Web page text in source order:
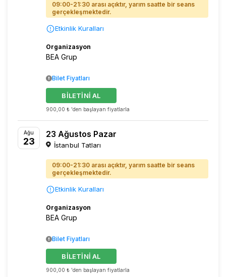
09:00-21:30 arası açıktır, yarım saatte bir seans
gerçekleşmektedir.
Etkinlik Kuralları
Organizasyon
BEA Grup
900,00 ₺ 'den başlayan fiyatlarla
BİLETİNİ AL
Bilet Fiyatları
Ağu
23
23 Ağustos Pazar
İstanbul Tatları
09:00-21:30 arası açıktır, yarım saatte bir seans
gerçekleşmektedir.
Etkinlik Kuralları
Organizasyon
BEA Grup
900,00 ₺ 'den başlayan fiyatlarla
BİLETİNİ AL
Bilet Fiyatları